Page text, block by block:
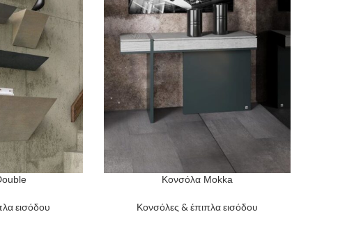
εισόδου
Κονσόλα Mokka
Κονσόλες & έπιπλα εισόδου